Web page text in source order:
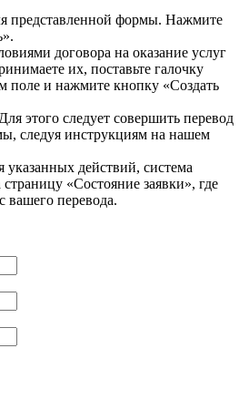
представленной формы. Нажмите
договора на оказание услуг
их, поставьте галочку
поле и нажмите кнопку «Создать
этого следует совершить перевод
следуя инструкциям на нашем
действий, система
«Состояние заявки», где
вашего перевода.